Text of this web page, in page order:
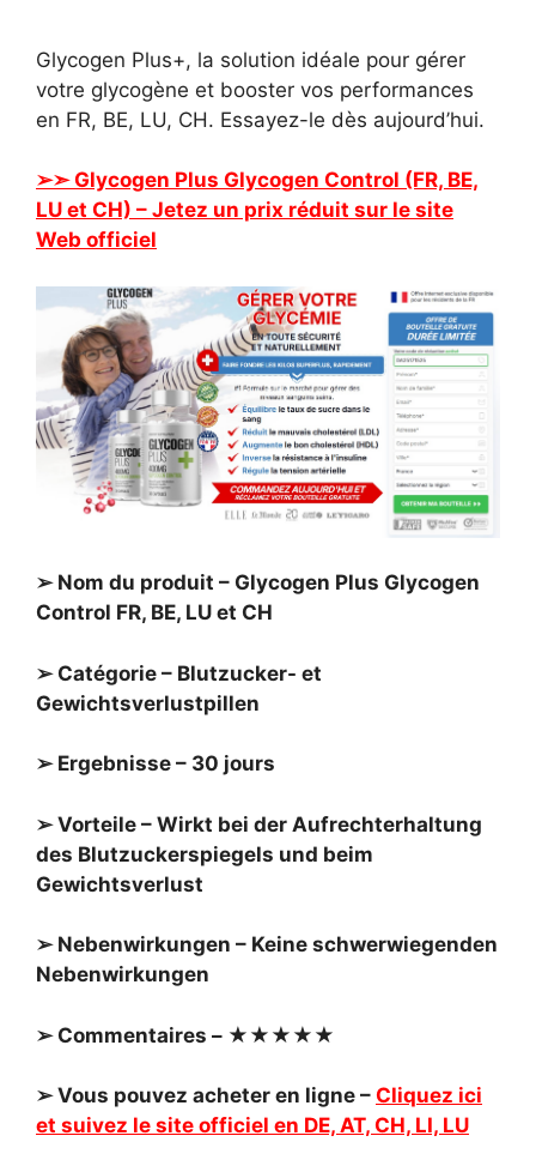
Glycogen Plus+, la solution idéale pour gérer
votre glycogène et booster vos performances
en FR, BE, LU, CH. Essayez-le dès aujourd’hui.
➢➣ Glycogen Plus Glycogen Control (FR, BE,
LU et CH) – Jetez un prix réduit sur le site
Web officiel
➢ Nom du produit – Glycogen Plus Glycogen
Control FR, BE, LU et CH
➢ Catégorie – Blutzucker- et
Gewichtsverlustpillen
➢ Ergebnisse – 30 jours
➢ Vorteile – Wirkt bei der Aufrechterhaltung
des Blutzuckerspiegels und beim
Gewichtsverlust
➢ Nebenwirkungen – Keine schwerwiegenden
Nebenwirkungen
➢ Commentaires – ★★★★★
➢ Vous pouvez acheter en ligne – Cliquez ici
et suivez le site officiel en DE, AT, CH, LI, LU